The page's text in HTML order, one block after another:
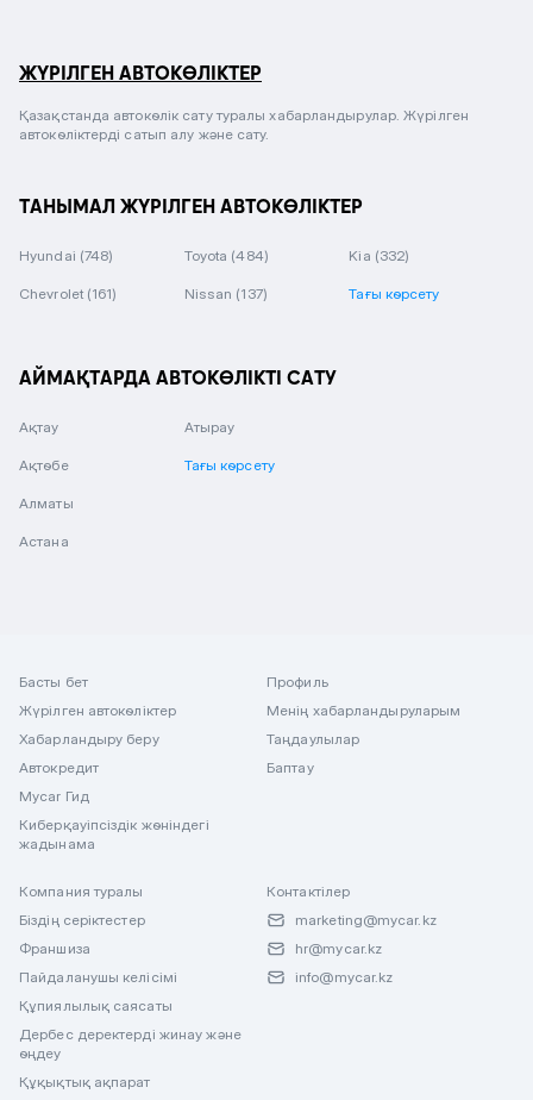
ЖҮРІЛГЕН АВТОКӨЛІКТЕР
Қазақстанда автокөлік сату туралы хабарландырулар. Жүрілген
автокөліктерді сатып алу және сату.
ТАНЫМАЛ ЖҮРІЛГЕН АВТОКӨЛІКТЕР
Hyundai (748) Toyota (484) Kia (332)
Chevrolet (161) Nissan (137) Тағы көрсету
АЙМАҚТАРДА АВТОКӨЛІКТІ САТУ
Ақтау
Ақтөбе
Алматы
Астана
Атырау
Тағы көрсету
Басты бет
Жүрілген автокөліктер
Хабарландыру беру
Автокредит
Mycar Гид
Киберқауіпсіздік жөніндегі
жадынама
Профиль
Менің хабарландыруларым
Таңдаулылар
Баптау
Компания туралы
Біздің серіктестер
Франшиза
Пайдаланушы келісімі
Құпиялылық саясаты
Дербес деректерді жинау және
өңдеу
Құқықтық ақпарат
Контактілер
marketing@mycar.kz
hr@mycar.kz
info@mycar.kz